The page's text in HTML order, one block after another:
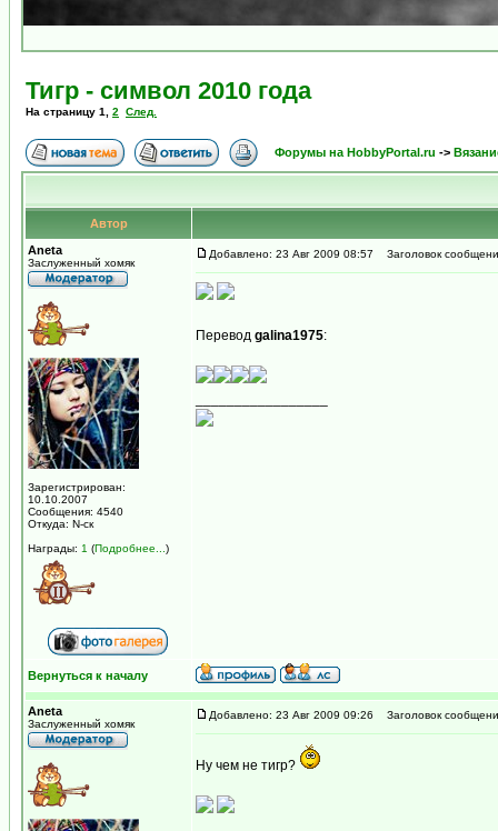
Тигр - символ 2010 года
На страницу 1 2 След.
Форумы на HobbyPortal.ru ->
Автор
Aneta
Заслуженный хомяк
Зарегистрирован:
10.10.2007
Сообщения: 4540
Откуда: N-ск
Награды: 1 (Подробнее... )
Добавлено: 23 Авг 2009 08:57 Заголовок
Перевод galina1975:
Вернуться к началу
Aneta
Заслуженный хомяк
Добавлено: 23 Авг 2009 09:26 Заголовок
Ну чем не тигр?